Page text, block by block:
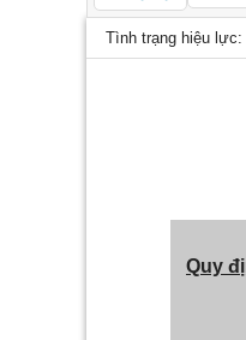
Tình trạng hiệu lực:
Quy